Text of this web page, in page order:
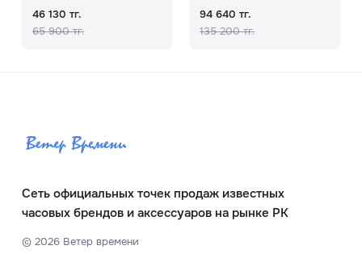
46 130 тг.
65 900 тг.
94 640 тг.
135 200 тг.
Сеть официальных точек продаж известных
часовых брендов и аксессуаров на рынке РК
© 2026Ветер времени